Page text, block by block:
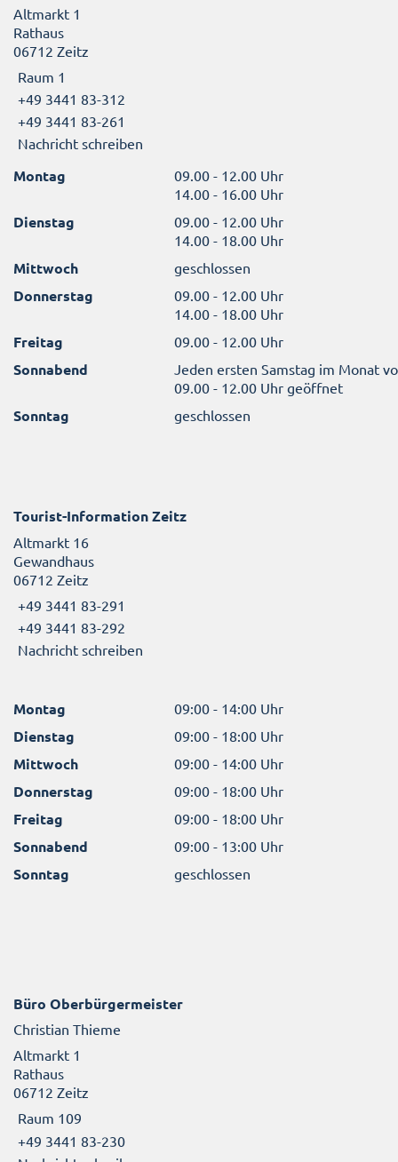
Altmarkt 1
Rathaus
06712 Zeitz
Raum 1
+49 3441 83-312
+49 3441 83-261
Nachricht schreiben
Montag
09.00 - 12.00 Uhr
14.00 - 16.00 Uhr
Dienstag
09.00 - 12.00 Uhr
14.00 - 18.00 Uhr
Mittwoch geschlossen
Donnerstag
09.00 - 12.00 Uhr
14.00 - 18.00 Uhr
Freitag 09.00 - 12.00 Uhr
Sonnabend
Jeden ersten Samstag im Monat
09.00 - 12.00 Uhr geöffnet
Sonntag geschlossen
Tourist-Information Zeitz
Altmarkt 16
Gewandhaus
06712 Zeitz
+49 3441 83-291
+49 3441 83-292
Nachricht schreiben
Montag 09:00 - 14:00 Uhr
Dienstag 09:00 - 18:00 Uhr
Mittwoch 09:00 - 14:00 Uhr
Donnerstag 09:00 - 18:00 Uhr
Freitag 09:00 - 18:00 Uhr
Sonnabend 09:00 - 13:00 Uhr
Sonntag geschlossen
Büro Oberbürgermeister
Christian Thieme
Altmarkt 1
Rathaus
06712 Zeitz
Raum 109
+49 3441 83-230